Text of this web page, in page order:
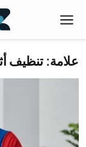
علامة: تنظيف